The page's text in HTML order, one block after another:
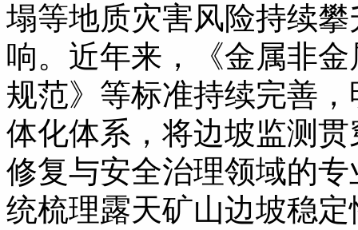
塌等地质灾害风险持续
响。近年来，《金属非
规范》等标准持续完善
体化体系，将边坡监测
修复与安全治理领域的
统梳理露天矿山边坡稳